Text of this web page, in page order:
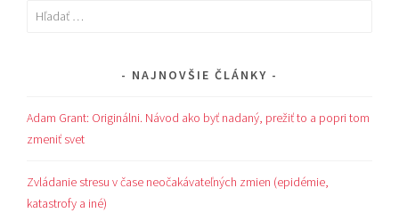
Hľadať:
NAJNOVŠIE ČLÁNKY
Adam Grant: Originálni. Návod ako byť nadaný, prežiť to a popri tom
zmeniť svet
Zvládanie stresu v čase neočakávateľných zmien (epidémie,
katastrofy a iné)